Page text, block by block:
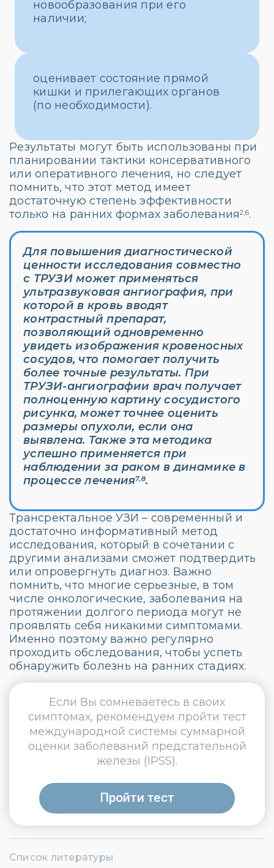
новообразования при его
наличии;
оценивает состояние прямой
кишки и прилегающих органов
(по необходимости).
Результаты могут быть использованы при
планировании тактики консервативного
или оперативного лечения, но следует
помнить, что этот метод имеет
достаточную степень эффективности
только на ранних формах заболевания2,6.
Для повышения диагностической
ценности исследования совместно
с ТРУЗИ может применяться
ультразвуковая ангиография, при
которой в кровь вводят
контрастный препарат,
позволяющий одновременно
увидеть изображения кровеносных
сосудов, что помогает получить
более точные результаты. При
ТРУЗИ-ангиографии врач получает
полноценную картину сосудистого
рисунка, может точнее оценить
размеры опухоли, если она
выявлена. Также эта методика
успешно применяется при
наблюдении за раком в динамике в
процессе лечения7,8.
Трансректальное УЗИ – современный и
достаточно информативный метод
исследования, который в сочетании с
другими анализами сможет подтвердить
или опровергнуть диагноз. Важно
помнить, что многие серьезные, в том
числе онкологические, заболевания на
протяжении долгого периода могут не
проявлять себя никакими симптомами.
Именно поэтому важно регулярно
проходить обследования, чтобы успеть
обнаружить болезнь на ранних стадиях.
Если Вы сомневаетесь в своих
симптомах, рекомендуем пройти тест
международной системы суммарной
оценки заболеваний предстательной
железы (IPSS).
Пройти тест
Список литературы